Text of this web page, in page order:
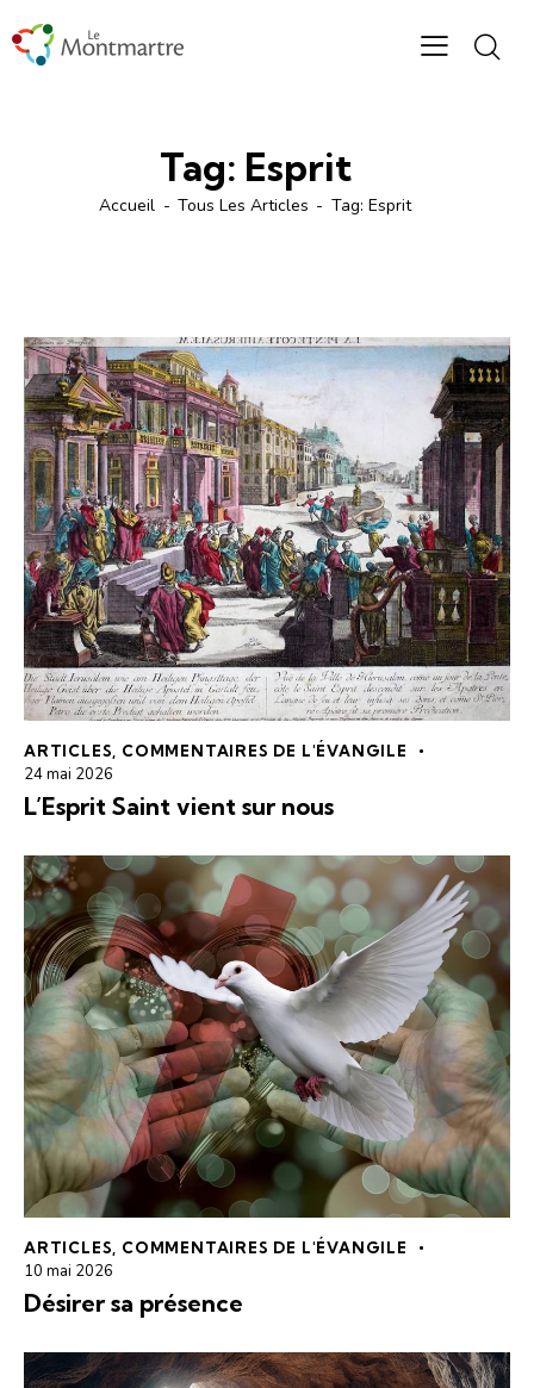
Tag: Esprit
Accueil Tous Les Articles Tag: Esprit
ARTICLES COMMENTAIRES DE L'ÉVANGILE
24 mai 2026
L’Esprit Saint vient sur nous
ARTICLES, COMMENTAIRES DE L'ÉVANGILE
10 mai 2026
Désirer sa présence